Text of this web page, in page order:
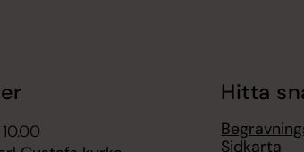
Hitta
Sidkarta